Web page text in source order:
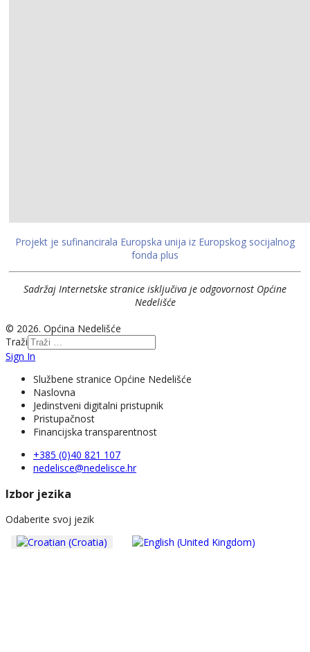
Projekt je sufinancirala Europska unija iz Europskog socijalnog
fonda plus
Sadržaj Internetske stranice isključiva je odgovornost Općine
Nedelišće
© 2026. Općina Nedelišće
Traži
Sign In
Službene stranice Općine Nedelišće
Naslovna
Jedinstveni digitalni pristupnik
Pristupačnost
Financijska transparentnost
+385 (0)40 821 107
nedelisce@nedelisce.hr
Izbor jezika
Odaberite svoj jezik